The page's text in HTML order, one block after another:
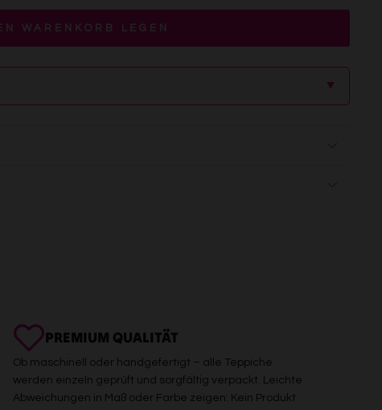
WARENKORB LEGEN
▲
PREMIUM QUALITÄT
Ob maschinell oder handgefertigt – alle Teppiche
werden einzeln geprüft und sorgfältig verpackt. Leichte
Abweichungen in Maß oder Farbe zeigen: Kein Produkt